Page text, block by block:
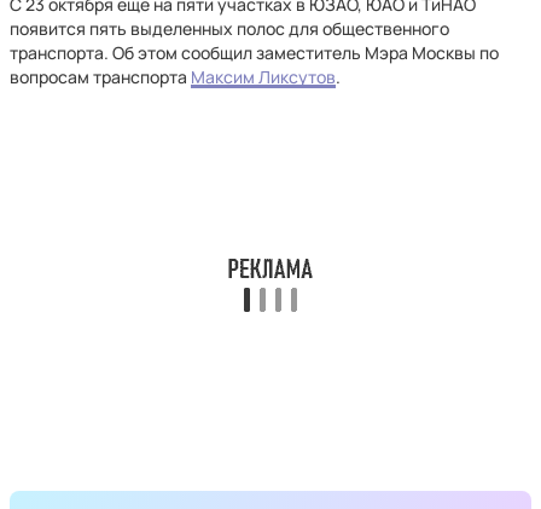
появится пять выделенных полос для общественного
транспорта. Об этом сообщил заместитель Мэра Москвы по
вопросам транспорта Максим Ликсутов.